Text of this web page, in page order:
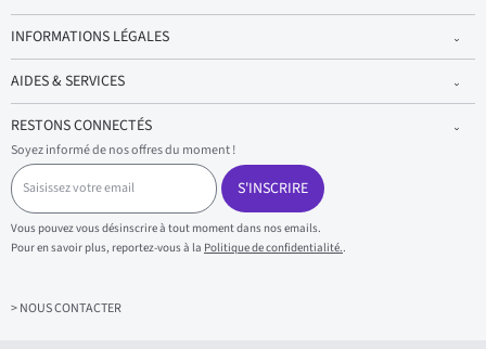
INFORMATIONS LÉGALES
AIDES & SERVICES
RESTONS CONNECTÉS
Soyez informé de nos offres du moment !
S
a
i
s
i
s
z
S'INSCRIRE
Vous pouvez vous désinscrire à tout moment dans nos emails.
Pour en savoir plus, reportez-vous à la Politique de confidentialité..
> NOUS CONTACTER